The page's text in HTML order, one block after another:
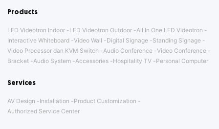
Products
LED Videotron Indoor LED Videotron Outdoor
All In One LED Videotron
Interactive Whiteboard Video Wall Digital Signage
Standing Signage
Video Processor dan KVM Switch
Audio Conference Video Conference
Bracket
Audio System Accessories Hospitality TV Personal Computer
Services
AV Design Installation
Product Customization
Authorized Service Center